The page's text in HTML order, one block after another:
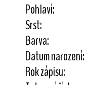
Pohlaví:
Srst:
Barva:
Datum narození:
Rok zápisu: